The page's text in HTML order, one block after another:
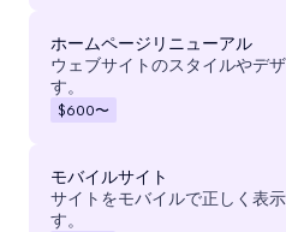
ホームページリニューアル
ウェブサイトのスタイルやデ
す。
$600〜
モバイルサイト
サイトをモバイルで正しく表
す。